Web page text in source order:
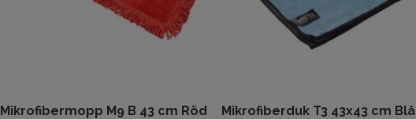
Mikrofibermopp M9 B 43 cm Röd Mikrofiberduk T3 43x43 cm Blå